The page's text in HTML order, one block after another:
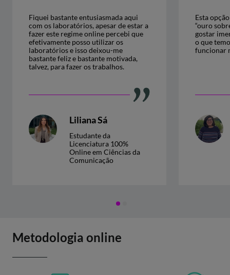
Fiquei bastante entusiasmada aqui
com os laboratórios, apesar de estar a
fazer este regime online percebi que
efetivamente posso utilizar os
laboratórios e isso deixou-me
bastante feliz e bastante motivada,
talvez, para fazer os trabalhos.
Liliana Sá
Estudante da
Licenciatura 100%
Online em Ciências da
Comunicação
Esta
“ouro
gostar
o que
funcionar
Metodologia online